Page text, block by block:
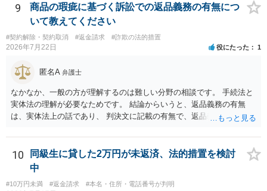
に検討してもらう必要があると思います。弁護士費用は自由化されて
いますので個別に確認いただく必要がありますが、そもそも回収でき
るかどうかが問題になり得る事案であり、被害額の規模からみると、
仮に回収できたとしても弁護士費用を差し引いた実質回収分はかなり
少なくなる可能性もあるように思います。
9
商品の瑕疵に基づく訴訟での返品義務の有無につ
いて教えてください
#契約解除・契約取消 #返金請求 #詐欺の法的措置
2026年7月22日 役にたった 1
匿名A 弁護士
なかなか、一般の方が理解するのは難しい分野の相談です。 手続法と
実体法の理解が必要なためです。 結論からいうと、返品義務の有無
は、実体法上の話であり、 判決文に記載の有無で、返品義務の有無が
品せよ」と判決文に書かれていなくても、 全額支払い判決の前提とし
て、契約不適合責任を理由に契約を解除してれば、 原状回復義務とし
て、相談者さんは、商品の返品義務を負うことになります。 ただし、
論として、返品義務が存在しないというような判断が判決理由中で下
10
同級生に貸した2万円が未返済、法的措置を検討
中
#10万円未満 #返金請求 #本名・住所・電話番号が判明